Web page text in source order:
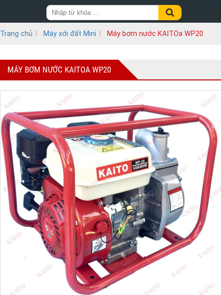
Trang chủ 〉 Máy xới đất Mini 〉 Máy bơm nước KAITOa WP20
MÁY BƠM NƯỚC KAITOA WP20